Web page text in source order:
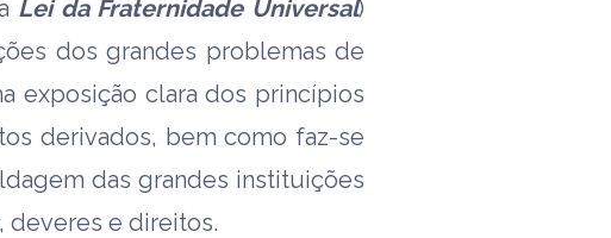
Lei da Fraternidade Universal)
dos grandes problemas de
exposição clara dos princípios
derivados, bem como faz-se
das grandes instituições
deveres e direitos.